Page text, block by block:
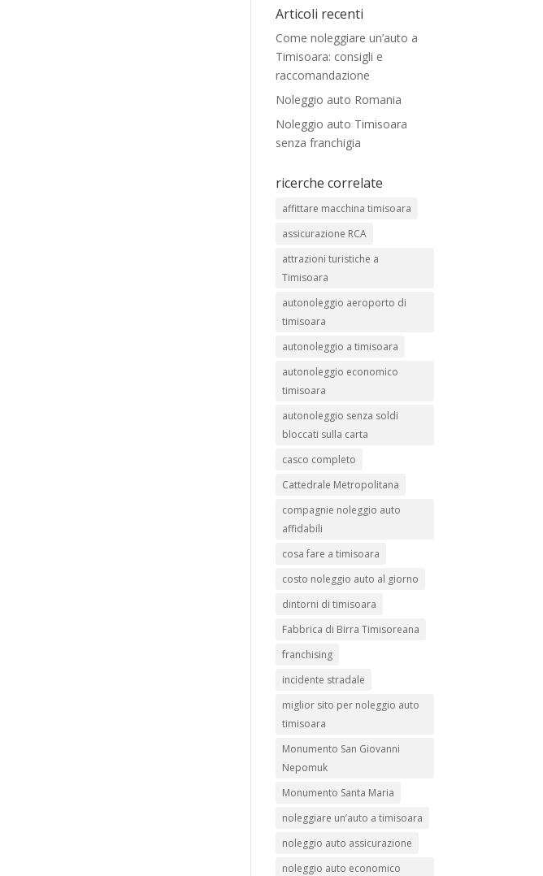
Articoli recenti
Come noleggiare un’auto a
Timisoara: consigli e
raccomandazione
Noleggio auto Romania
Noleggio auto Timisoara
senza franchigia
ricerche correlate
affittare macchina timisoara
assicurazione RCA
attrazioni turistiche a
Timisoara
autonoleggio aeroporto di
timisoara
autonoleggio a timisoara
autonoleggio economico
timisoara
autonoleggio senza soldi
bloccati sulla carta
casco completo
Cattedrale Metropolitana
compagnie noleggio auto
affidabili
cosa fare a timisoara
costo noleggio auto al giorno
dintorni di timisoara
Fabbrica di Birra Timisoreana
franchising
incidente stradale
miglior sito per noleggio auto
timisoara
Monumento San Giovanni
Nepomuk
Monumento Santa Maria
noleggiare un’auto a timisoara
noleggio auto assicurazione
noleggio auto economico